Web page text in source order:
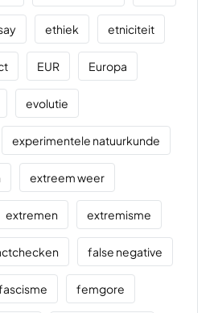
ethiek etniciteit
EUR Europa
evolutie
experimentele natuurkunde
extreem weer
extremen extremisme
false negative
femgore